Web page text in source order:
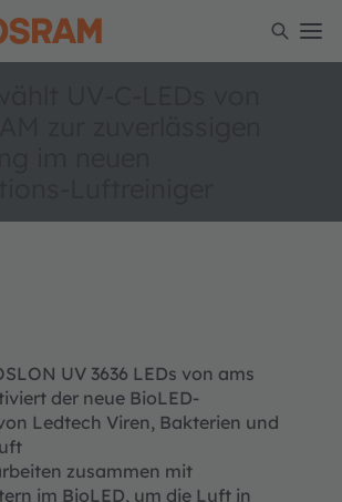
UV 3636 LEDs von ams
der neue BioLED-
Ledtech Viren, Bakterien und
zusammen mit
im BioLED, um die Luft in